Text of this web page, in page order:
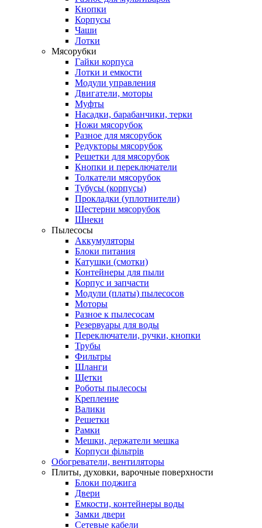
Кнопки
Корпусы
Чаши
Лотки
Мясорубки
Гайки корпуса
Лотки и емкости
Модули управления
Двигатели, моторы
Муфты
Насадки, барабанчики, терки
Ножи мясорубок
Разное для мясорубок
Редукторы мясорубок
Решетки для мясорубок
Кнопки и переключатели
Толкатели мясорубок
Тубусы (корпусы)
Прокладки (уплотнители)
Шестерни мясорубок
Шнеки
Пылесосы
Аккумуляторы
Блоки питания
Катушки (смотки)
Контейнеры для пыли
Корпус и запчасти
Модули (платы) пылесосов
Моторы
Разное к пылесосам
Резервуары для воды
Переключатели, ручки, кнопки
Трубы
Фильтры
Шланги
Щетки
Роботы пылесосы
Крепление
Валики
Решетки
Рамки
Мешки, держатели мешка
Корпуси фільтрів
Обогреватели, вентиляторы
Плиты, духовки, варочные поверхности
Блоки поджига
Двери
Емкости, контейнеры воды
Замки двери
Сетевые кабели